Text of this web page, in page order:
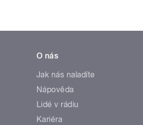
O nás
Jak nás naladíte
Nápověda
Lidé v rádiu
Kariéra